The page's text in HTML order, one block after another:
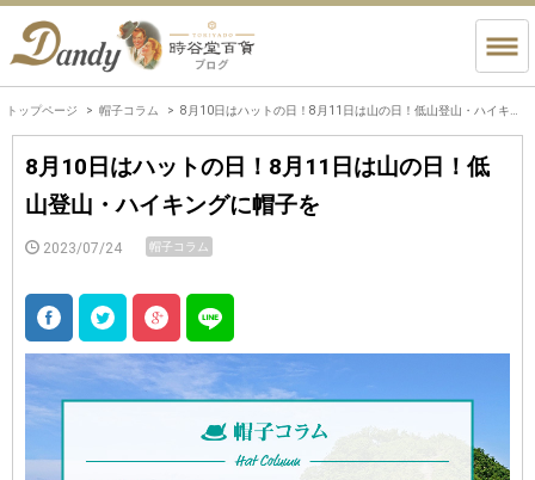
トップページ 帽子コラム 8月10日はハットの日！8月11日は山の日！低山登山・ハイキングに帽子を
8月10日はハットの日！8月11日は山の日！低
山登山・ハイキングに帽子を
2023/07/24 帽子コラム